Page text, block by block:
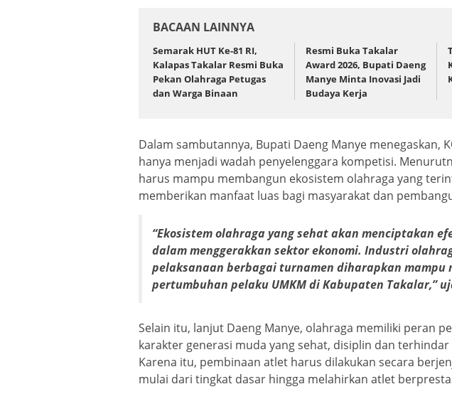
BACAAN LAINNYA
Semarak HUT Ke-81 RI,
Kalapas Takalar Resmi Buka
Pekan Olahraga Petugas
dan Warga Binaan
Resmi Buka Takalar
Award 2026, Bupati Daeng
Manye Minta Inovasi Jadi
Budaya Kerja
Dalam sambutannya, Bupati Daeng Manye menegaskan,
hanya menjadi wadah penyelenggara kompetisi.
harus mampu membangun ekosistem olahraga yang
memberikan manfaat luas bagi masyarakat dan
“Ekosistem olahraga yang sehat akan menciptakan
dalam menggerakkan sektor ekonomi. Industri
pelaksanaan berbagai turnamen diharapkan mampu
pertumbuhan pelaku UMKM di Kabupaten Takalar,”
Selain itu, lanjut Daeng Manye, olahraga memiliki peran
karakter generasi muda yang sehat, disiplin dan
Karena itu, pembinaan atlet harus dilakukan secara
mulai dari tingkat dasar hingga melahirkan atlet